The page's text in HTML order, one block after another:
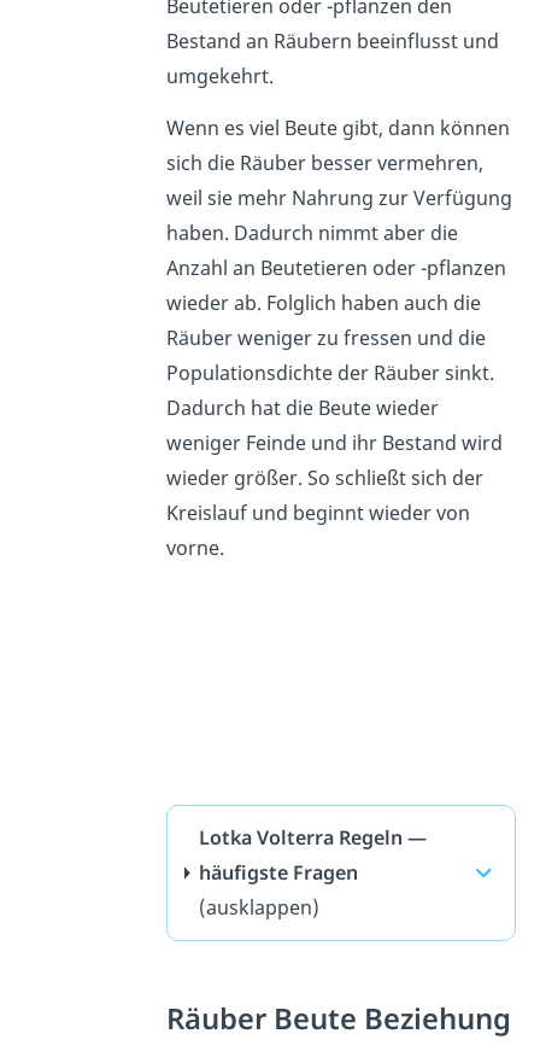
Beutetieren oder -pflanzen den
Bestand an Räubern beeinflusst und
umgekehrt.
Wenn es viel Beute gibt, dann können
sich die Räuber besser vermehren,
weil sie mehr Nahrung zur Verfügung
haben. Dadurch nimmt aber die
Anzahl an Beutetieren oder -pflanzen
wieder ab. Folglich haben auch die
Räuber weniger zu fressen und die
Populationsdichte der Räuber sinkt.
Dadurch hat die Beute wieder
weniger Feinde und ihr Bestand wird
wieder größer. So schließt sich der
Kreislauf und beginnt wieder von
vorne.
Lotka Volterra Regeln —
häufigste Fragen
(ausklappen)
Räuber Beute Beziehung